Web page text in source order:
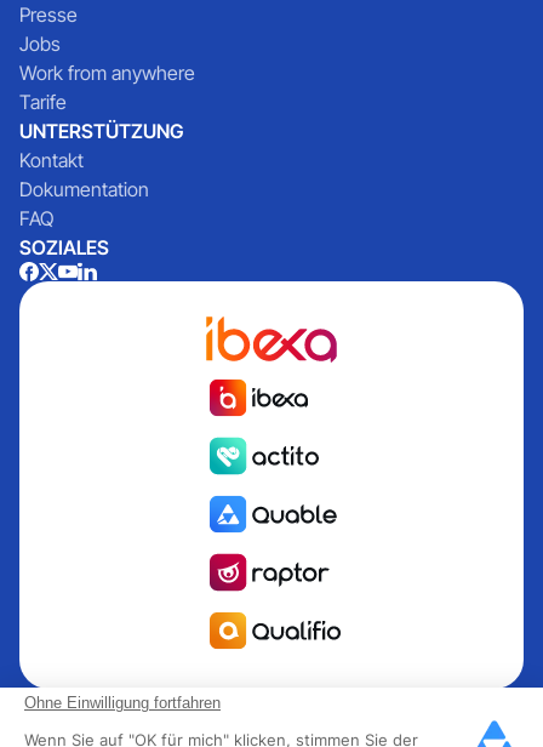
Ohne Einwilligung fortfahren
Wenn Sie auf "OK für mich" klicken, stimmen Sie der
Presse
Jobs
Work from anywhere
Tarife
UNTERSTÜTZUNG
Kontakt
Dokumentation
FAQ
SOZIALES
Quable ist die PIM für das Informationsmanagement Produkt
PIM für Marken und Hersteller, die nach Wachstum streben.